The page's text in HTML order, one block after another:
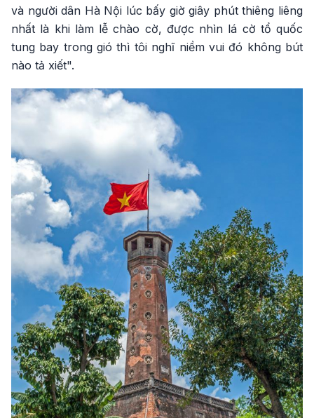
và người dân Hà Nội lúc bấy giờ giây phút thiêng liêng
nhất là khi làm lễ chào cờ, được nhìn lá cờ tổ quốc
tung bay trong gió thì tôi nghĩ niềm vui đó không bút
nào tả xiết".